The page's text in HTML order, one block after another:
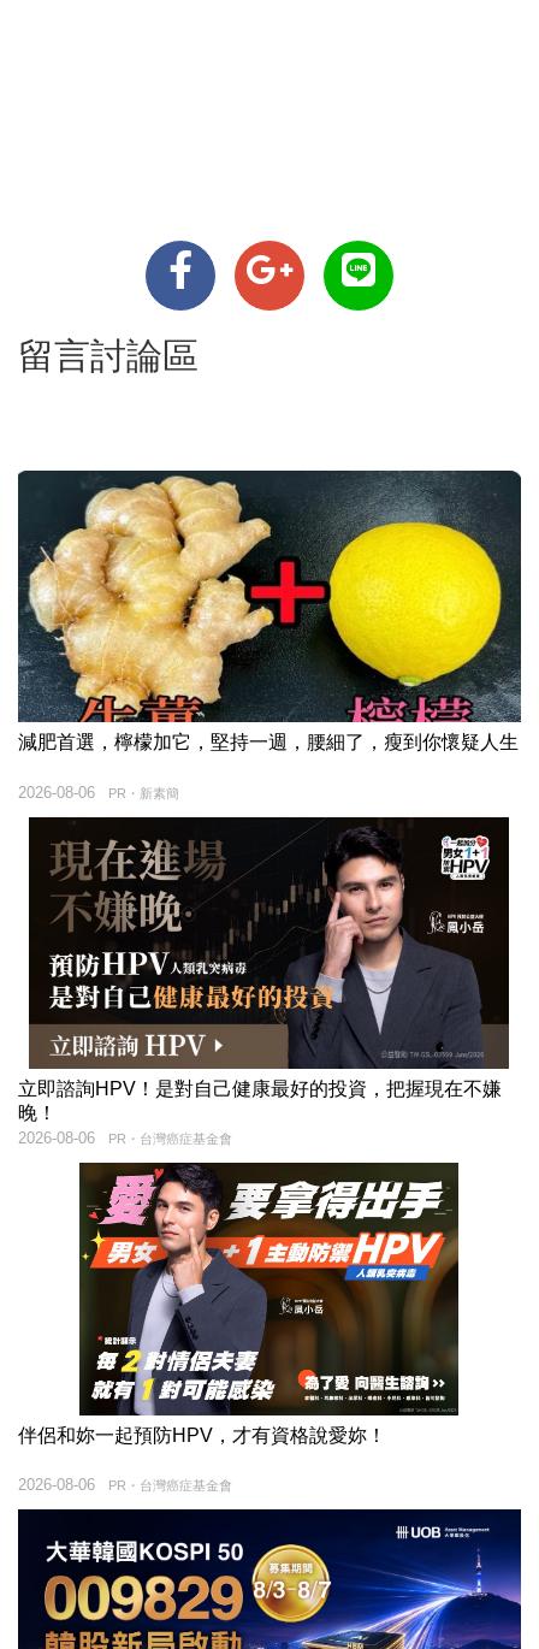
留言討論區
減肥首選，檸檬加它，堅持一週，腰細了，瘦到你懷疑人生
PR・新素簡
2026-08-06
立即諮詢HPV！是對自己健康最好的投資，把握現在不嫌
晚！
PR・台灣癌症基金會
2026-08-06
伴侶和妳一起預防HPV，才有資格說愛妳！
PR・台灣癌症基金會
2026-08-06